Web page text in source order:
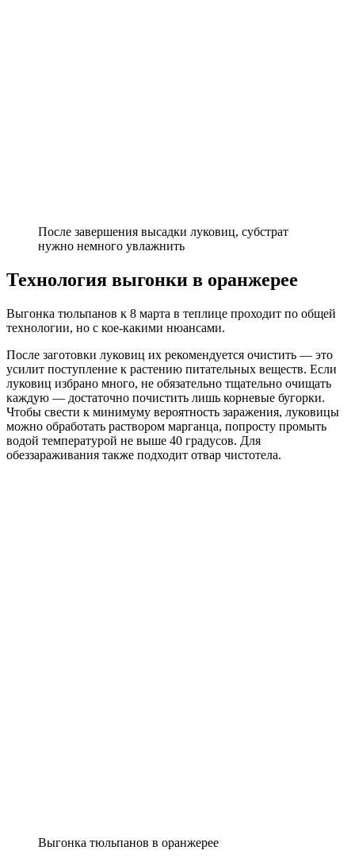
После завершения высадки луковиц, субстрат
нужно немного увлажнить
Технология выгонки в оранжерее
Выгонка тюльпанов к 8 марта в теплице проходит по общей
технологии, но с кое-какими нюансами.
После заготовки луковиц их рекомендуется очистить — это
усилит поступление к растению питательных веществ. Если
луковиц избрано много, не обязательно тщательно очищать
каждую — достаточно почистить лишь корневые бугорки.
Чтобы свести к минимуму вероятность заражения, луковицы
можно обработать раствором марганца, попросту промыть
водой температурой не выше 40 градусов. Для
обеззараживания также подходит отвар чистотела.
Выгонка тюльпанов в оранжерее